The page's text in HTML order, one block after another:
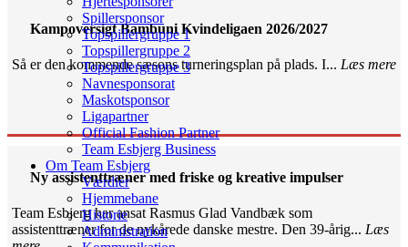
Spillersponsor
Topspillergruppe 1
Topspillergruppe 2
Topspillergruppe 3
Navnesponsorat
Maskotsponsor
Ligapartner
Official Fashion Partner
Team Esbjerg Business
Om Team Esbjerg
Værdier
Hjemmebane
Historie
Administration
Kampoversigt Bambuni Kvindeligaen 2026/2027
Så er den kommende sæsons turneringsplan på plads. I... Læs mere
Ny assistenttræner med friske og kreative impulser
Team Esbjerg har ansat Rasmus Glad Vandbæk som
assistenttræner for de nykårede danske mestre. Den 39-årig... Læs